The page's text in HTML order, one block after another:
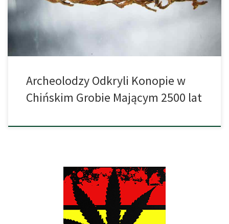
drewnianym łożu w towarzystwie marihuany. W grobie znaleziono
Archeolodzy Odkryli Konopie w
Chińskim Grobie Mającym 2500 lat